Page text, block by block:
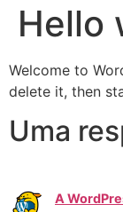
Hello
Welcome to
delete it, then
Uma
A